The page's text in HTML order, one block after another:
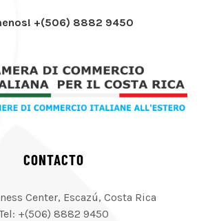
+(506) 8882 9450
CONTACTO
Center, Escazú, Costa Rica
+(506) 8882 9450